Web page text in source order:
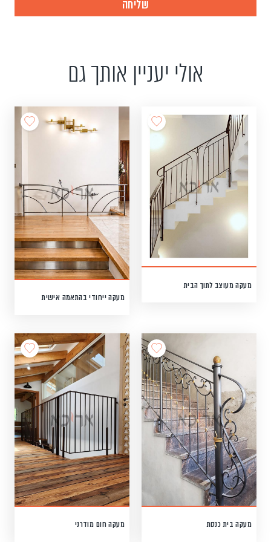
אולי יעניין אותך גם
מעקה מעוצב לתוך הבית
מעקה ייחודי בהתאמה אישית
מעקה בית כנסת מעקה חום מודרני